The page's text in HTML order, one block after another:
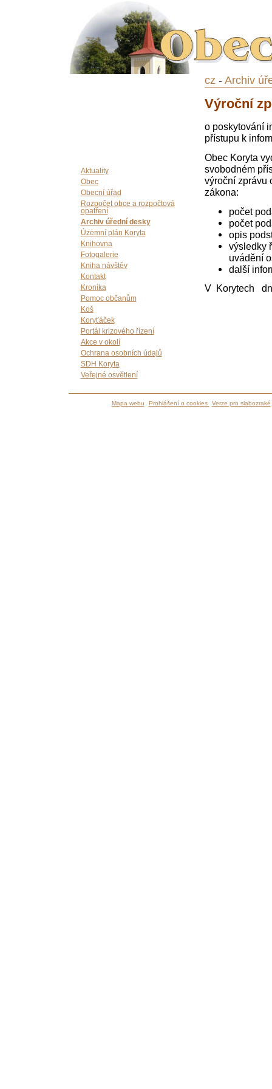
Aktuality
Obec
Obecní úřad
Rozpočet obce a rozpočtová
opatření
Archiv úřední desky
Územní plán Koryta
Knihovna
Fotogalerie
Kniha návštěv
Kontakt
Kronika
Pomoc občanům
Koš
Koryťáček
Portál krizového řízení
Akce v okolí
Ochrana osobních údajů
SDH Koryta
Veřejné osvětlení
cz - Archiv
Výroční
o poskytování
přístupu k
Obec Koryta
svobodném
výroční zprávu
zákona:
počet
počet
opis
výsledky
uvádění
další
V Korytech
Mapa webu Prohlášení o cookies Verze pro slabozraké